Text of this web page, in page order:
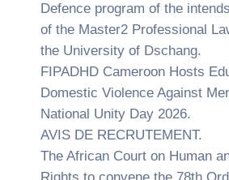
Defence program of the
of the Master2 Professional
the University of Dschang.
FIPADHD Cameroon Hosts
Domestic Violence Against
National Unity Day 2026.
AVIS DE RECRUTEMENT.
The African Court on Human